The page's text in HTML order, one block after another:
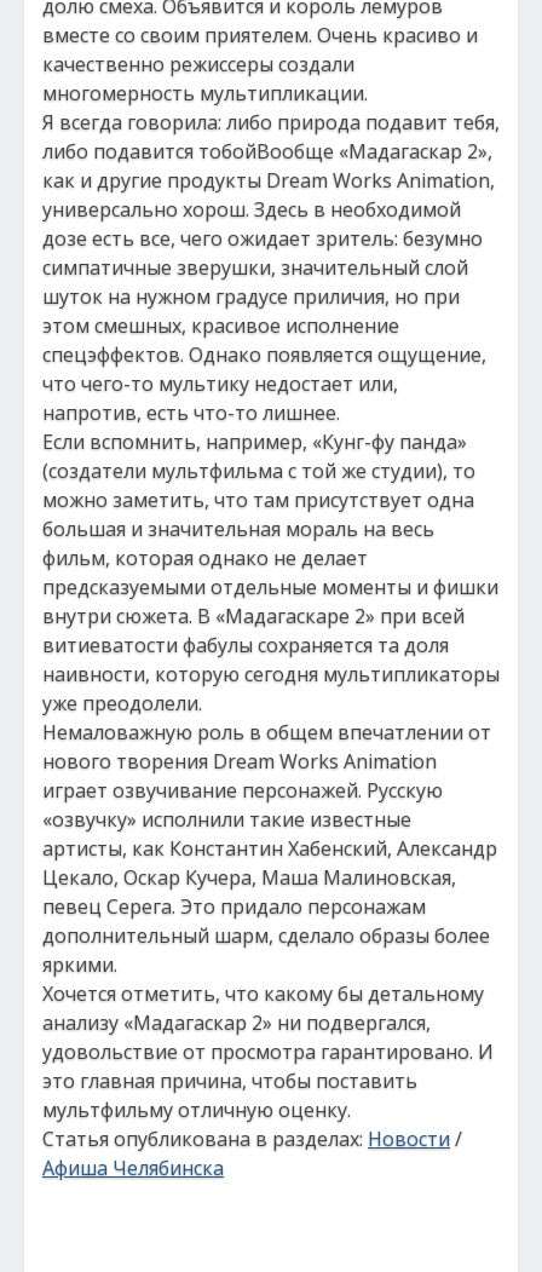
долю смеха. Объявится и король лемуров
вместе со своим приятелем. Очень красиво и
качественно режиссеры создали
многомерность мультипликации.
Я всегда говорила: либо природа подавит тебя,
либо подавится тобойВообще «Мадагаскар 2»,
как и другие продукты Dream Works Animation,
универсально хорош. Здесь в необходимой
дозе есть все, чего ожидает зритель: безумно
симпатичные зверушки, значительный слой
шуток на нужном градусе приличия, но при
этом смешных, красивое исполнение
спецэффектов. Однако появляется ощущение,
что чего-то мультику недостает или,
напротив, есть что-то лишнее.
Если вспомнить, например, «Кунг-фу панда»
(создатели мультфильма с той же студии), то
можно заметить, что там присутствует одна
большая и значительная мораль на весь
фильм, которая однако не делает
предсказуемыми отдельные моменты и фишки
внутри сюжета. В «Мадагаскаре 2» при всей
витиеватости фабулы сохраняется та доля
наивности, которую сегодня мультипликаторы
уже преодолели.
Немаловажную роль в общем впечатлении от
нового творения Dream Works Animation
играет озвучивание персонажей. Русскую
«озвучку» исполнили такие известные
артисты, как Константин Хабенский, Александр
Цекало, Оскар Кучера, Маша Малиновская,
певец Серега. Это придало персонажам
дополнительный шарм, сделало образы более
яркими.
Хочется отметить, что какому бы детальному
анализу «Мадагаскар 2» ни подвергался,
удовольствие от просмотра гарантировано. И
это главная причина, чтобы поставить
мультфильму отличную оценку.
Статья опубликована в разделах: Новости/
Афиша Челябинска